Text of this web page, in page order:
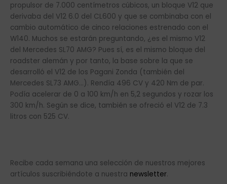
propulsor de 7.000 centímetros cúbicos, un bloque V12 que
derivaba del V12 6.0 del CL600 y que se combinaba con el
cambio automático de cinco relaciones estrenado con el
W140. Muchos se estarán preguntando, ¿es el mismo V12
del Mercedes SL70 AMG? Pues sí, es el mismo bloque del
roadster alemán y por tanto, la base sobre la que se
desarrolló el V12 de los Pagani Zonda (también del
Mercedes SL73 AMG…). Rendía 496 CV y 420 Nm de par.
Podía acelerar de 0 a 100 km/h en 5,2 segundos y rozar los
300 km/h. Según se dice, también se ofreció el V12 de 7.3
litros con 525 CV.
Recibe cada semana una selección de nuestros mejores
artículos suscribiéndote a nuestra newsletter.